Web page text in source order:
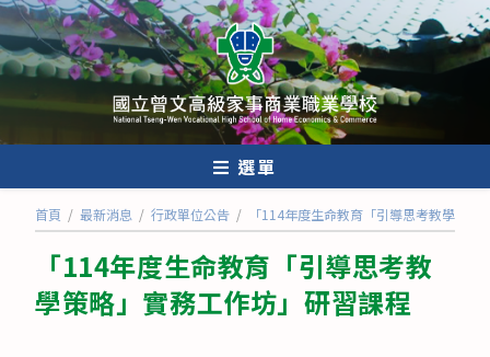
跳
轉
至
內
選單
首頁 / 最新消息 / 行政單位公告 / 「114年度生命教育「引導思考教學策
「114年度生命教育「引導思考教
學策略」實務工作坊」研習課程